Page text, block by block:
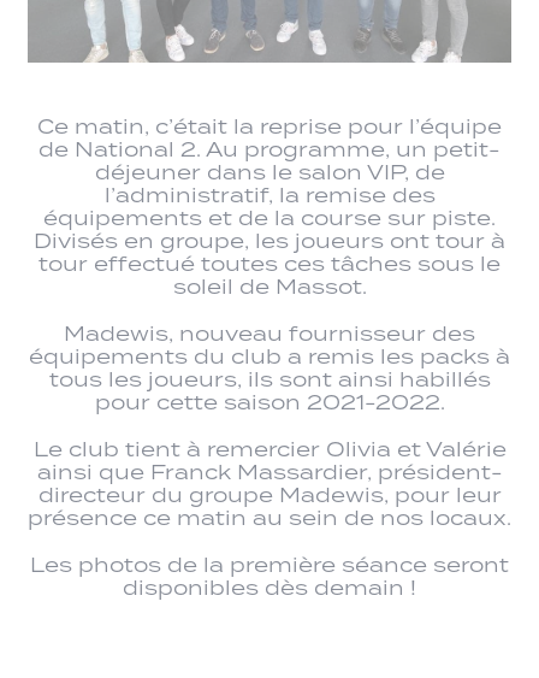
Ce matin, c’était la reprise pour l’équipe
de National 2. Au programme, un petit-
déjeuner dans le salon VIP, de
l’administratif, la remise des
équipements et de la course sur piste.
Divisés en groupe, les joueurs ont tour à
tour effectué toutes ces tâches sous le
soleil de Massot.
Madewis, nouveau fournisseur des
équipements du club a remis les packs à
tous les joueurs, ils sont ainsi habillés
pour cette saison 2021-2022.
Le club tient à remercier Olivia et Valérie
ainsi que Franck Massardier, président-
directeur du groupe Madewis, pour leur
présence ce matin au sein de nos locaux.
Les photos de la première séance seront
disponibles dès demain !